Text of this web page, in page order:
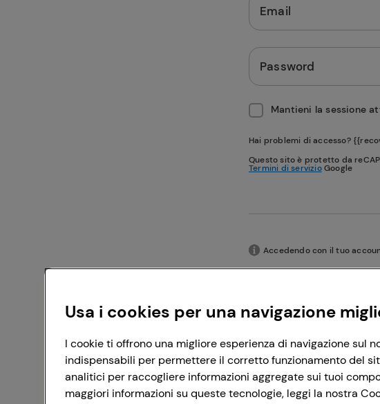
Email
Password
Mantieni la sessione
Hai problemi di accesso?
Questo sito è protetto da
Termini di servizioGoogle
Accedendo con il tuo
Usa i cookies per una navigazione
I cookie ti offrono una migliore esperienza di navigazione
indispensabili per permettere il corretto funzionamento del
analitici per raccogliere informazioni aggregate sui tuoi
maggiori informazioni su queste tecnologie, leggi la nostra